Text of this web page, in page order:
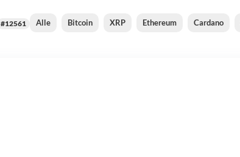
#12561 Alle Bitcoin XRP Ethereum Cardano